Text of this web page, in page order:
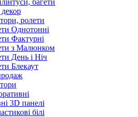
багети
ролети
Однотонні
Фактурні
з Малюнком
День і Ніч
Блекаут
3D панелі
білі